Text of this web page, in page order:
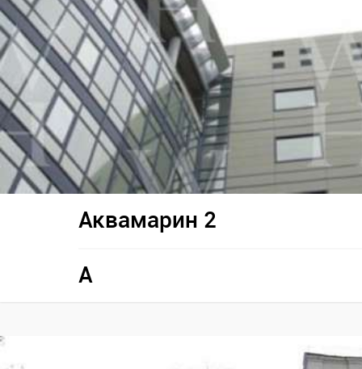
Аквамарин 2
A